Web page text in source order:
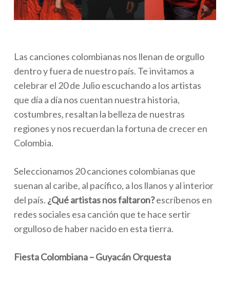
Las canciones colombianas nos llenan de orgullo
dentro y fuera de nuestro país. Te invitamos a
celebrar el 20 de Julio escuchando a los artistas
que día a día nos cuentan nuestra historia,
costumbres, resaltan la belleza de nuestras
regiones y nos recuerdan la fortuna de crecer en
Colombia.
Seleccionamos 20 canciones colombianas que
suenan al caribe, al pacífico, a los llanos y al interior
del país. ¿Qué artistas nos faltaron?escríbenos en
redes sociales esa canción que te hace sertir
orgulloso de haber nacido en esta tierra.
Fiesta Colombiana – Guyacán Orquesta